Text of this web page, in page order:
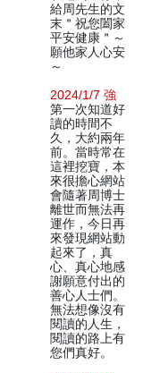
給周先生的文
末＂祝您闔家
平安健康＂～
願他家人心安
～
2024/1/7 強
第一次知道好
讀的時間不
久，大約兩年
前。當時常在
這裡挖寶，本
來很擔心網站
會隨著周博士
離世而無法再
運作，今日再
來發現網站動
起來了，真
心、真心地感
謝願意付出的
善心人士們。
無法想像沒有
閱讀的人生，
閱讀的路上有
您們真好。